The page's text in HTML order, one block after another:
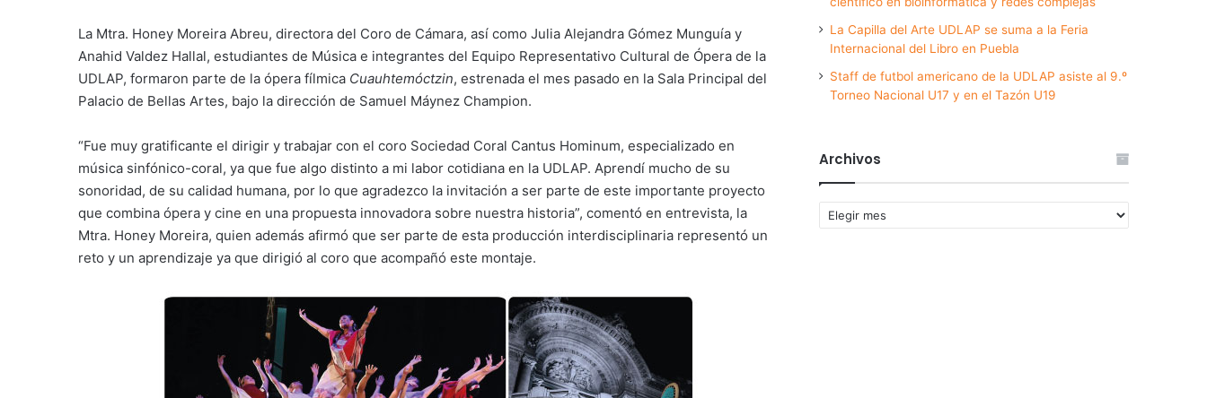
La Mtra. Honey Moreira Abreu, directora del Coro de Cámara, así como Julia Alejandra Gómez Munguía y
Anahid Valdez Hallal, estudiantes de Música e integrantes del Equipo Representativo Cultural de Ópera de la
UDLAP, formaron parte de la ópera fílmica Cuauhtemóctzin, estrenada el mes pasado en la Sala Principal del
Palacio de Bellas Artes, bajo la dirección de Samuel Máynez Champion.
“Fue muy gratificante el dirigir y trabajar con el coro Sociedad Coral Cantus Hominum, especializado en
música sinfónico-coral, ya que fue algo distinto a mi labor cotidiana en la UDLAP. Aprendí mucho de su
sonoridad, de su calidad humana, por lo que agradezco la invitación a ser parte de este importante proyecto
que combina ópera y cine en una propuesta innovadora sobre nuestra historia”, comentó en entrevista, la
Mtra. Honey Moreira, quien además afirmó que ser parte de esta producción interdisciplinaria representó un
reto y un aprendizaje ya que dirigió al coro que acompañó este montaje.
La Capilla del Arte UDLAP se suma a la Feria
Internacional del Libro en Puebla
Staff de futbol americano de la UDLAP asiste al 9.º
Torneo Nacional U17 y en el Tazón U19
Archivos
Archivos